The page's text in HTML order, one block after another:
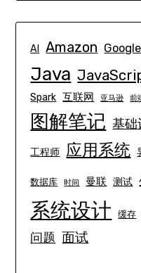
AI Amazon Google
Java
Spark 互联网 亚马逊 前
图解笔记 基础
工程师 应用系统
数据库 时间 曼联 测试
系统设计 缓存
问题 面试